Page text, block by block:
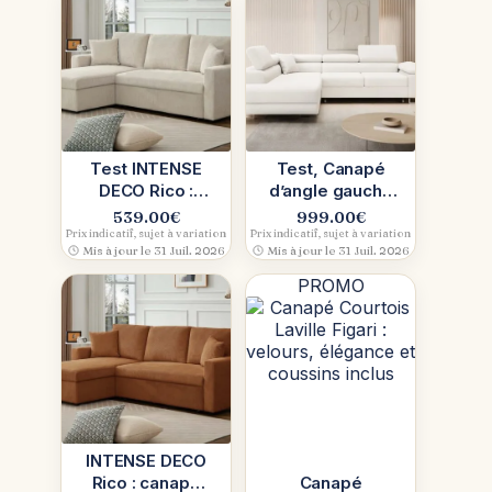
Test INTENSE
DECO Rico :
canapé d’angle
convertible
réversible 5
places
539.00€
Prix indicatif, sujet à variation
Mis à jour le 31 Juil. 2026
Test, Canapé
d’angle gauche
convertible
Marius en tissu
bouclette
999.00€
Prix indicatif, sujet à variation
Mis à jour le 31 Juil. 2026
INTENSE DECO
Rico : canapé
PROMO
Canapé